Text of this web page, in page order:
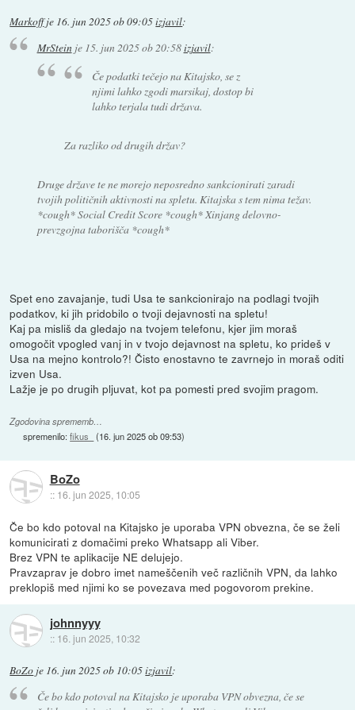
Markoffje 16. jun 2025 ob 09:05izjavil:
MrSteinje 15. jun 2025 ob 20:58izjavil:
Če podatki tečejo na Kitajsko, se z
njimi lahko zgodi marsikaj, dostop bi
lahko terjala tudi država.
Za razliko od drugih držav?
Druge države te ne morejo neposredno sankcionirati zaradi
tvojih političnih aktivnosti na spletu. Kitajska s tem nima težav.
*cough* Social Credit Score *cough* Xinjang delovno-
prevzgojna taborišča *cough*
Spet eno zavajanje, tudi Usa te sankcionirajo na podlagi tvojih
podatkov, ki jih pridobilo o tvoji dejavnosti na spletu!
Kaj pa misliš da gledajo na tvojem telefonu, kjer jim moraš
omogočit vpogled vanj in v tvojo dejavnost na spletu, ko prideš v
Usa na mejno kontrolo?! Čisto enostavno te zavrnejo in moraš oditi
izven Usa.
Lažje je po drugih pljuvat, kot pa pomesti pred svojim pragom.
Zgodovina sprememb…
spremenilo:fikus_ (16. jun 2025 ob 09:53)
BoZo
:: 16. jun 2025, 10:05
Če bo kdo potoval na Kitajsko je uporaba VPN obvezna, če se želi
komunicirati z domačimi preko Whatsapp ali Viber.
Brez VPN te aplikacije NE delujejo.
Pravzaprav je dobro imet nameščenih več različnih VPN, da lahko
preklopiš med njimi ko se povezava med pogovorom prekine.
johnnyyy
:: 16. jun 2025, 10:32
BoZo je 16. jun 2025 ob 10:05izjavil:
Če bo kdo potoval na Kitajsko je uporaba VPN obvezna, če se